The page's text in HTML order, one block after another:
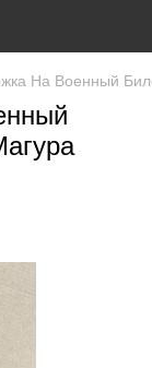
На Военный